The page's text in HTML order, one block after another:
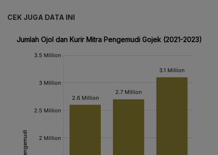
CEK JUGA DATA INI